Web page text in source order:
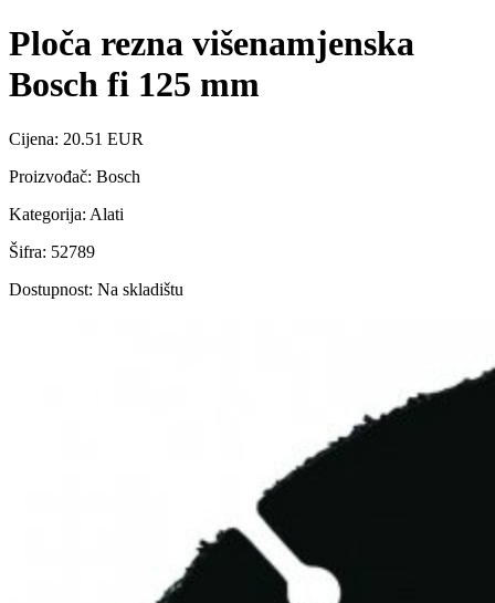
Ploča rezna višenamjenska
Bosch fi 125 mm
Cijena: 20.51 EUR
Proizvođač: Bosch
Kategorija: Alati
Šifra: 52789
Dostupnost: Na skladištu